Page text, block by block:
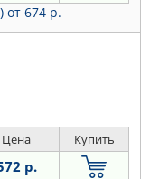
от 674 р.
Цена Купить
р.